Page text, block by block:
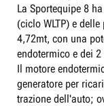
La Sportequipe 8
(ciclo WLTP) e
4,72mt, con una
endotermico e dei
Il motore
generatore per
trazione dell'auto;